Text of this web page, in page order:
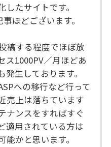
たサイトです。
ほどございます。
稿する程度でほぼ放
ス1000PV／月ほどあ
生しております。
への移行など行って
売上は落ちています
ナンスをすればすぐ
適用されている方は
かと思います。